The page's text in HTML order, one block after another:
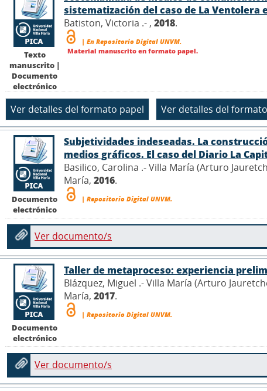
Texto
manuscrito |
Documento
electrónico
sistematización del caso de La Ventolera
Batiston, Victoria .- , 2018.
| En Repositorio Digital UNVM.
Material manuscrito en formato papel.
Documento
electrónico
Subjetividades indeseadas. La
medios gráficos. El caso del Diario La
Basilico, Carolina .- Villa María (Arturo
María, 2016.
| Repositorio Digital UNVM.
Ver documento/s
Documento
electrónico
Taller de metaproceso: experiencia
Blázquez, Miguel .- Villa María (Arturo
María, 2017.
| Repositorio Digital UNVM.
Ver documento/s